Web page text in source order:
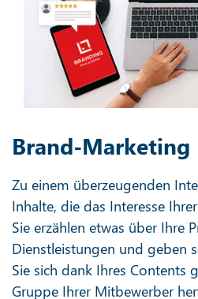
Brand-Marketing
Zu einem überzeugenden
Inhalte, die das Interesse
Sie erzählen etwas über Ihre
Dienstleistungen und geben
Sie sich dank Ihres Contents
Gruppe Ihrer Mitbewerber